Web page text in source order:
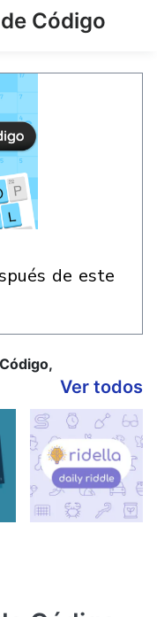
Código
Ver todos